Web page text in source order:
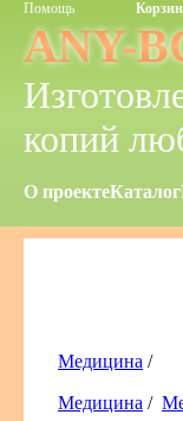
Помощь
ANY-
копий
О проектеКаталог
Медицина /
Медицина /